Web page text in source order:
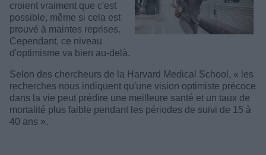
croient vraiment que c'est
possible, même si cela est
prouvé à maintes reprises.
Cependant, ce niveau
d'optimisme va bien au-delà.
Selon des chercheurs de la Harvard Medical School, « les
recherches nous indiquent qu'une vision optimiste précoce
dans la vie peut prédire une meilleure santé et un taux de
mortalité plus faible pendant les périodes de suivi de 15 à
40 ans ».